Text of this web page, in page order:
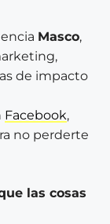
Masco,
de impacto
Facebook,
no perderte
las cosas